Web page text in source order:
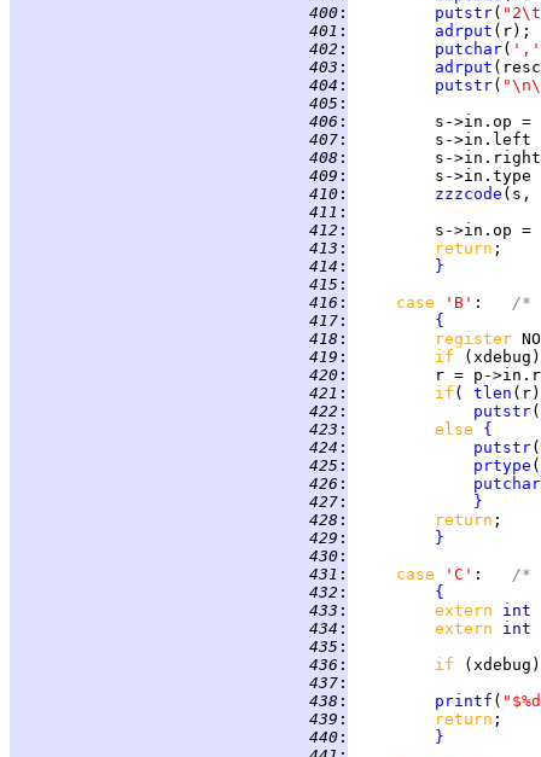
400 : putstr(
401 : adrput
402 : putchar( ','
403 :
adrput
404 : putstr(
405 :
406 :
407 :
408 :
409 :
410 : zzzcode (s,
411 :
412 :
413 : return
414 :
}
415 :
416 : case 'B' :
/*
417 :
{
418 :
register
419 : if
420 :
421 : if ( tlen
422 : putstr(
423 : else {
424 : putstr(
425 :
prtype
426 :
putchar
427 :
}
428 : return
429 :
}
430 :
431 : case 'C' :
/*
432 :
{
433 : extern int
434 : extern int
435 :
436 : if
437 :
438 : printf (
439 : return
440 :
}